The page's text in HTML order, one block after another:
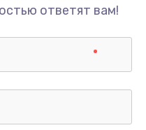
ответят вам!